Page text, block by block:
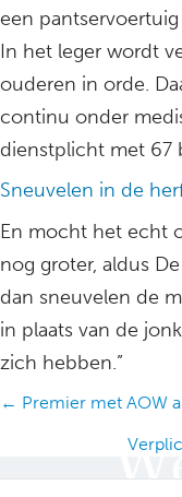
een
In het leger wordt
ouderen in orde.
continu onder
dienstplicht met 67
Sneuvelen in de
En mocht het echt
nog groter, aldus
dan sneuvelen de
in plaats van de
zich hebben.”
Posts
← Premier met AOW